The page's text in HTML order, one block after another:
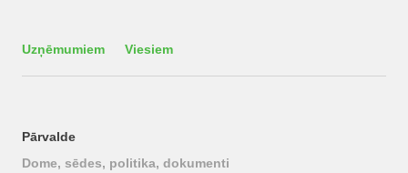
Uzņēmumiem Viesiem
Pārvalde
Dome, sēdes, politika, dokumenti